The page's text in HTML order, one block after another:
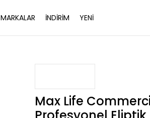
MARKALAR İNDİRİM YENİ
Max Life